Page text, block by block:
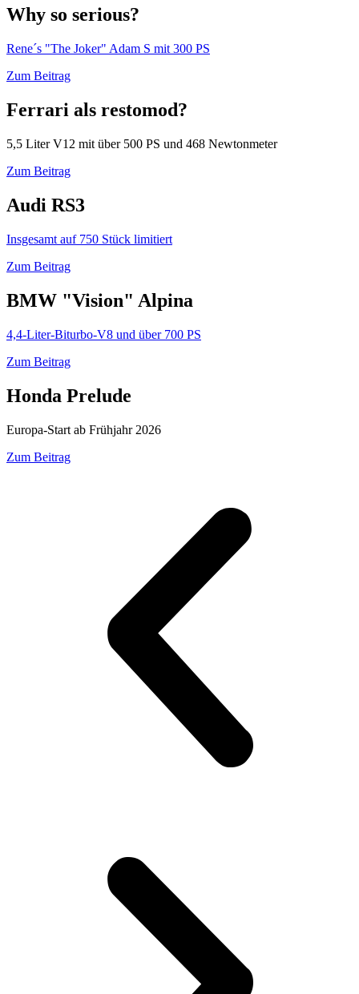
Why so serious?
Rene´s "The Joker" Adam S mit 300 PS
Zum Beitrag
Ferrari als restomod?
5,5 Liter V12 mit über 500 PS und 468 Newtonmeter
Zum Beitrag
Audi RS3
Insgesamt auf 750 Stück limitiert
Zum Beitrag
BMW "Vision" Alpina
4,4-Liter-Biturbo-V8 und über 700 PS
Zum Beitrag
Honda Prelude
Europa-Start ab Frühjahr 2026
Zum Beitrag